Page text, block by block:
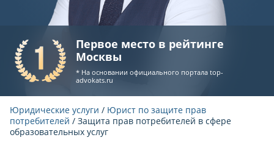
Первое место в рейтинге
Москвы
* На основании официального порталаtop-
advokats.ru
Юридические услуги / Юрист по защите прав
потребителей / Защита прав потребителей в сфере
образовательных услуг